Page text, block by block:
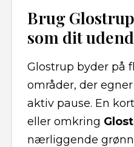
Brug
som dit
Glostrup byder på
områder, der
aktiv pause. En
eller omkring
nærliggende